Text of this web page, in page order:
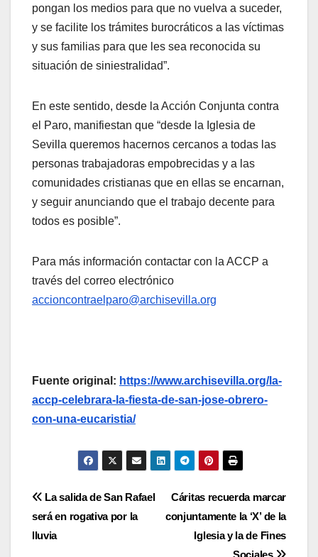
pongan los medios para que no vuelva a suceder,
y se facilite los trámites burocráticos a las víctimas
y sus familias para que les sea reconocida su
situación de siniestralidad”.
En este sentido, desde la Acción Conjunta contra
el Paro, manifiestan que “desde la Iglesia de
Sevilla queremos hacernos cercanos a todas las
personas trabajadoras empobrecidas y a las
comunidades cristianas que en ellas se encarnan,
y seguir anunciando que el trabajo decente para
todos es posible”.
Para más información contactar con la ACCP a
través del correo electrónico
accioncontraelparo@archisevilla.org
Fuente original: https://www.archisevilla.org/la-
accp-celebrara-la-fiesta-de-san-jose-obrero-
con-una-eucaristia/
Navegación
de
Cáritas recuerda marcar
conjuntamente la ‘X’ de la
Iglesia y la de Fines
Sociales
La salida de San Rafael
será en rogativa por la
lluvia